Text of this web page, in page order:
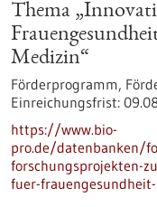
Thema
Medizin“
Förderprogramm,
Einreichungsfrist:
https://www.bio-
pro.de/datenbanken/
forschungsprojekten-
fuer-